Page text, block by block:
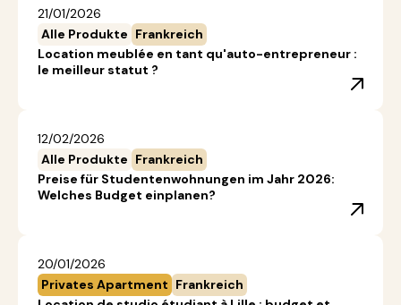
21/01/2026
Alle Produkte Frankreich
Location meublée en tant qu'auto-entrepreneur :
le meilleur statut ?
12/02/2026
Alle Produkte Frankreich
Preise für Studentenwohnungen im Jahr 2026:
Welches Budget einplanen?
20/01/2026
Privates Apartment Frankreich